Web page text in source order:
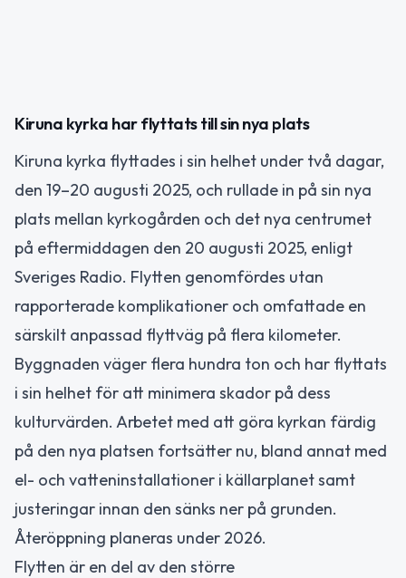
Kiruna kyrka har flyttats till sin nya plats
Kiruna kyrka flyttades i sin helhet under två dagar,
den 19–20 augusti 2025, och rullade in på sin nya
plats mellan kyrkogården och det nya centrumet
på eftermiddagen den 20 augusti 2025, enligt
Sveriges Radio. Flytten genomfördes utan
rapporterade komplikationer och omfattade en
särskilt anpassad flyttväg på flera kilometer.
Byggnaden väger flera hundra ton och har flyttats
i sin helhet för att minimera skador på dess
kulturvärden. Arbetet med att göra kyrkan färdig
på den nya platsen fortsätter nu, bland annat med
el- och vatteninstallationer i källarplanet samt
justeringar innan den sänks ner på grunden.
Återöppning planeras under 2026.
Flytten är en del av den större